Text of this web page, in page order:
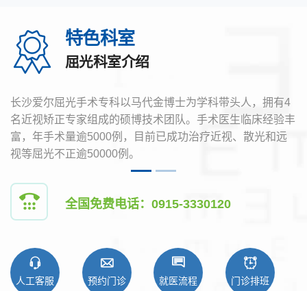
特色科室
屈光科室介绍
长沙爱尔屈光手术专科以马代金博士为学科带头人，拥有4
名近视矫正专家组成的硕博技术团队。手术医生临床经验丰
富，年手术量逾5000例，目前已成功治疗近视、散光和远
视等屈光不正逾50000例。
全国免费电话：0915-3330120
人工客服 预约门诊 就医流程 门诊排班